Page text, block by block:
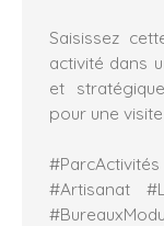
Saisissez
activité dans
et
pour une
#Artisanat